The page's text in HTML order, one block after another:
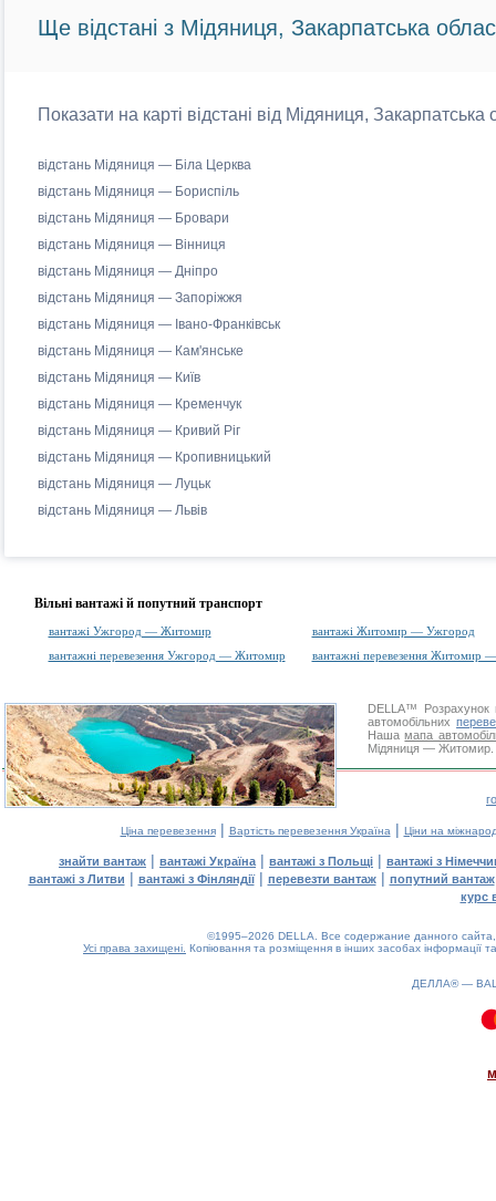
Ще відстані з Мідяниця, Закарпатська
Показати на карті відстані від Мідяниця,
відстань Мідяниця — Біла Церква
відстань Мідяниця — Бориспіль
відстань Мідяниця — Бровари
відстань Мідяниця — Вінниця
відстань Мідяниця — Дніпро
відстань Мідяниця — Запоріжжя
відстань Мідяниця — Івано-Франківськ
відстань Мідяниця — Кам'янське
відстань Мідяниця — Київ
відстань Мідяниця — Кременчук
відстань Мідяниця — Кривий Ріг
відстань Мідяниця — Кропивницький
відстань Мідяниця — Луцьк
відстань Мідяниця — Львів
Вільні вантажі й попутний транспорт
вантажі Ужгород — Житомир
вантажі Житомир — Ужгород
вантажні перевезення Ужгород — Житомир
вантажні перевезення Житомир
DELLA™
Розрахунок
автомобільних
Нашамапа
Мідяниця — Житомир.
Ціна перевезення| Вартість перевезення Україна | Ціни на
знайти вантаж | вантажі Україна | вантажі з Польщі | вантажі з
вантажі з Литви | вантажі з Фінляндії| перевезти вантаж| попутний вантаж
курс
©1995–2026 DELLA. Все содержание данного
Усі права захищені. Копіювання та розміщення в інших засобах інформації
ДЕЛЛА® —